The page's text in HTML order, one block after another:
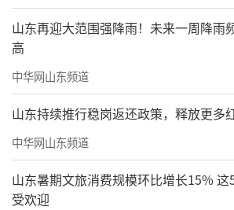
山东再迎大范围强降雨！未来一周降雨
高
中华网山东频道
山东持续推行稳岗返还政策，释放更多
中华网山东频道
山东暑期文旅消费规模环比增长15%
受欢迎